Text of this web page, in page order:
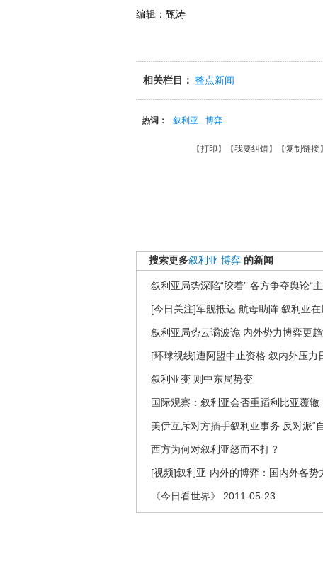
编辑：甄涛
相关栏目： 整点新闻
热词： 叙利亚 博弈
【打印 】【我要纠错】【复制链接
搜索更多叙利亚 博弈 的新闻
叙利亚局势深陷“胶着” 各方争夺舆论“
[今日关注]军舰抵达 航母助阵 叙利亚在
叙利亚局势云谲波诡 内外势力博弈更
[环球视线]遭阿盟中止资格 叙内外压力
叙利亚变 则中东局势变
国际观察：叙利亚会否重蹈利比亚覆辙
美伊互斥对方插手叙利亚事务 反对派“
西方为何对叙利亚怒而不打？
[视频]叙利亚·内外的博弈：国内外各势
《今日看世界》 2011-05-23